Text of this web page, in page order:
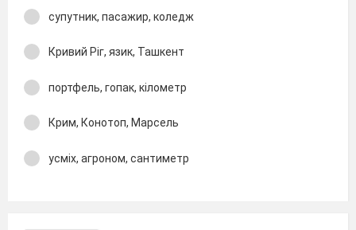
супутник, пасажир, коледж
Кривий Ріг, язик, Ташкент
портфель, гопак, кілометр
Крим, Конотоп, Марсель
усміх, агроном, сантиметр